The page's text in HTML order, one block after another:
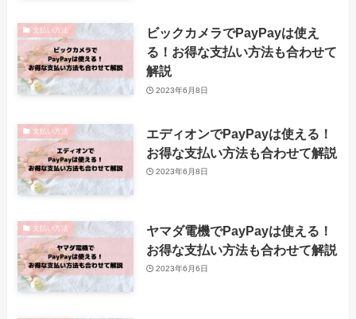
支払い方法
ビックカメラでPayPayは使え
る！お得な支払い方法も合わせて
解説
2023年6月8日
支払い方法
エディオンでPayPayは使える！
お得な支払い方法も合わせて解説
2023年6月8日
支払い方法
ヤマダ電機でPayPayは使える！
お得な支払い方法も合わせて解説
2023年6月6日